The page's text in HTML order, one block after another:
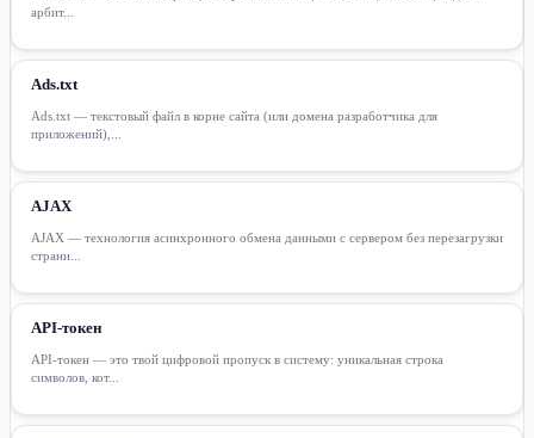
арбит...
Ads.txt
Ads.txt — текстовый файл в корне сайта (или домена разработчика для
приложений),...
AJAX
AJAX — технология асинхронного обмена данными с сервером без перезагрузки
страни...
API-токен
API-токен — это твой цифровой пропуск в систему: уникальная строка
символов, кот...